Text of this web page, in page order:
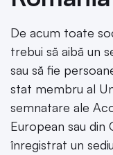
De acum toate
trebui să aibă un
sau să fie
stat membru al
semnatare ale
European sau din
înregistrat un